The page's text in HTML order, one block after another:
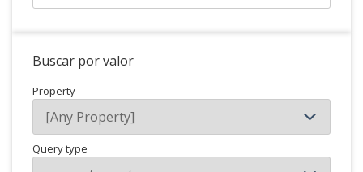
Buscar por valor
Property
Query type